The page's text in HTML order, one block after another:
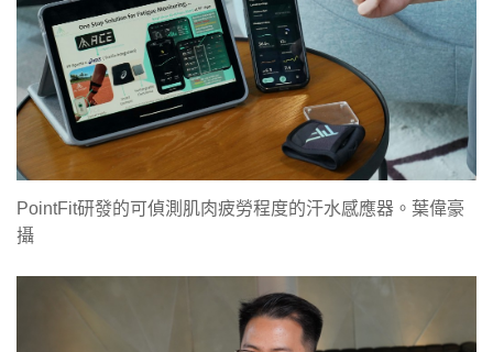
PointFit研發的可偵測肌肉疲勞程度的汗水感應器。葉偉豪
攝